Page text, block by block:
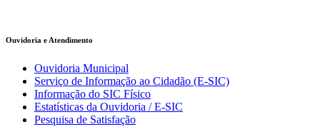
Ouvidoria e Atendimento
Ouvidoria Municipal
Serviço de Informação ao Cidadão (E-SIC)
Informação do SIC Físico
Estatísticas da Ouvidoria / E-SIC
Pesquisa de Satisfação